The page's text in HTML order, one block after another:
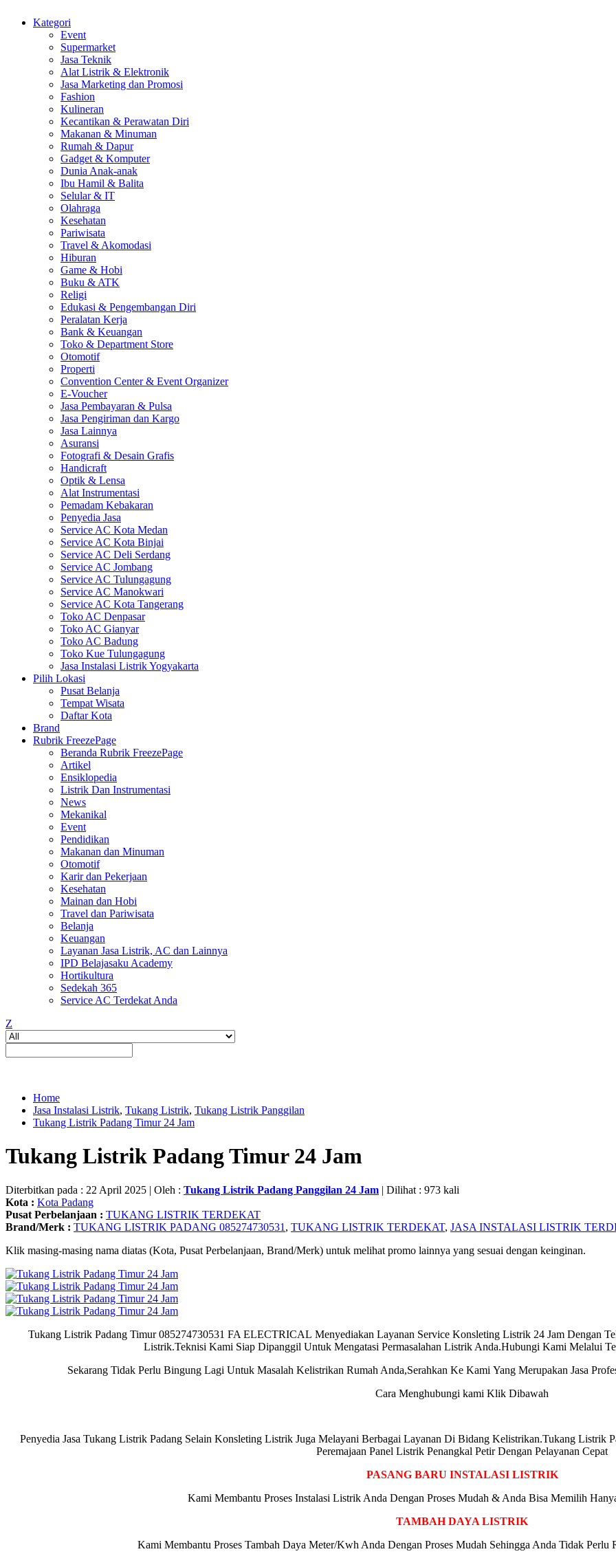
Kategori
Event
Supermarket
Jasa Teknik
Alat Listrik & Elektronik
Jasa Marketing dan Promosi
Fashion
Kulineran
Kecantikan & Perawatan Diri
Makanan & Minuman
Rumah & Dapur
Gadget & Komputer
Dunia Anak-anak
Ibu Hamil & Balita
Selular & IT
Olahraga
Kesehatan
Pariwisata
Travel & Akomodasi
Hiburan
Game & Hobi
Buku & ATK
Religi
Edukasi & Pengembangan Diri
Peralatan Kerja
Bank & Keuangan
Toko & Department Store
Otomotif
Properti
Convention Center & Event Organizer
E-Voucher
Jasa Pembayaran & Pulsa
Jasa Pengiriman dan Kargo
Jasa Lainnya
Asuransi
Fotografi & Desain Grafis
Handicraft
Optik & Lensa
Alat Instrumentasi
Pemadam Kebakaran
Penyedia Jasa
Service AC Kota Medan
Service AC Kota Binjai
Service AC Deli Serdang
Service AC Jombang
Service AC Tulungagung
Service AC Manokwari
Service AC Kota Tangerang
Toko AC Denpasar
Toko AC Gianyar
Toko AC Badung
Toko Kue Tulungagung
Jasa Instalasi Listrik Yogyakarta
Pilih Lokasi
Pusat Belanja
Tempat Wisata
Daftar Kota
Brand
Rubrik FreezePage
Beranda Rubrik FreezePage
Artikel
Ensiklopedia
Listrik Dan Instrumentasi
News
Mekanikal
Event
Pendidikan
Makanan dan Minuman
Otomotif
Karir dan Pekerjaan
Kesehatan
Mainan dan Hobi
Travel dan Pariwisata
Belanja
Keuangan
Layanan Jasa Listrik, AC dan Lainnya
IPD Belajasaku Academy
Hortikultura
Sedekah 365
Service AC Terdekat Anda
Z
Home
Jasa Instalasi Listrik, Tukang Listrik, Tukang Listrik Panggilan
Tukang Listrik Padang Timur 24 Jam
Tukang Listrik Padang Timur 24 Jam
Diterbitkan pada : 22 April 2025 | Oleh : Tukang Listrik Padang Panggilan 24 Jam | Dilihat : 973 kali
Kota : Kota Padang
Pusat Perbelanjaan : TUKANG LISTRIK TERDEKAT
Brand/Merk : TUKANG LISTRIK PADANG 085274730531 , TUKANG LISTRIK TERDEKAT, JASA INSTALASI LISTRIK
Klik masing-masing nama diatas (Kota, Pusat Perbelanjaan, Brand/Merk) untuk melihat promo lainnya yang sesuai dengan keinginan.
Tukang Listrik Padang Timur 085274730531 FA ELECTRICAL Menyediakan Layanan Service Konsleting Listrik 24 Jam Dengan
Listrik.Teknisi Kami Siap Dipanggil Untuk Mengatasi Permasalahan Listrik Anda.Hubungi Kami Melalui
Sekarang Tidak Perlu Bingung Lagi Untuk Masalah Kelistrikan Rumah Anda,Serahkan Ke Kami Yang Merupakan Jasa
Cara Menghubungi kami Klik Dibawah
Penyedia Jasa Tukang Listrik Padang Selain Konsleting Listrik Juga Melayani Berbagai Layanan Di Bidang Kelistrikan.Tukang Listrik
Peremajaan Panel Listrik Penangkal Petir Dengan Pelayanan Cepat
PASANG BARU INSTALASI LISTRIK
Kami Membantu Proses Instalasi Listrik Anda Dengan Proses Mudah & Anda Bisa Memilih
TAMBAH DAYA LISTRIK
Kami Membantu Proses Tambah Daya Meter/Kwh Anda Dengan Proses Mudah Sehingga Anda Tidak Perlu